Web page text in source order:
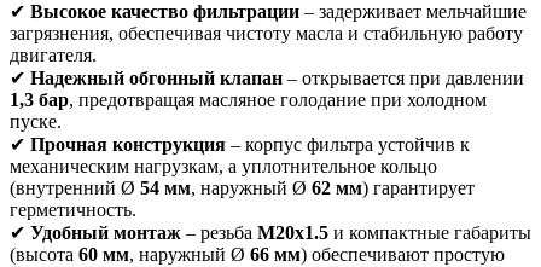
✔ Высокое качество фильтрации – задерживает мельчайшие
загрязнения, обеспечивая чистоту масла и стабильную работу
двигателя.
✔ Надежный обгонный клапан – открывается при давлении
1,3 бар, предотвращая масляное голодание при холодном
пуске.
✔ Прочная конструкция – корпус фильтра устойчив к
механическим нагрузкам, а уплотнительное кольцо
(внутренний Ø 54 мм, наружный Ø 62 мм) гарантирует
герметичность.
✔ Удобный монтаж – резьба M20x1.5 и компактные габариты
(высота 60 мм, наружный Ø 66 мм) обеспечивают простую